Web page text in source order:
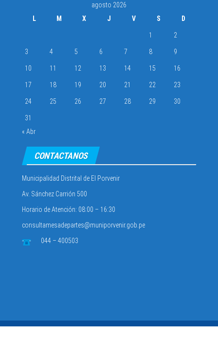
agosto 2026
L
M X J V S D
1 2
3 4 5 6 7 8 9
10 11 12 13 14 15 16
17 18 19 20 21 22 23
24 25 26 27 28 29 30
31
« Abr
CONTACTANOS
Municipalidad Distrital de El Porvenir
Av. Sánchez Carrión 500
Horario de Atención: 08:00 – 16:30
consultamesadepartes@muniporvenir.gob.pe
044 – 400503